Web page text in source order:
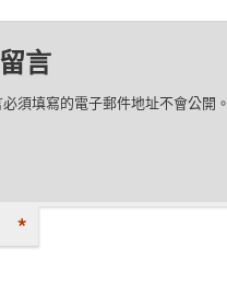
言
須填寫的電子郵件地址不會公開。
*